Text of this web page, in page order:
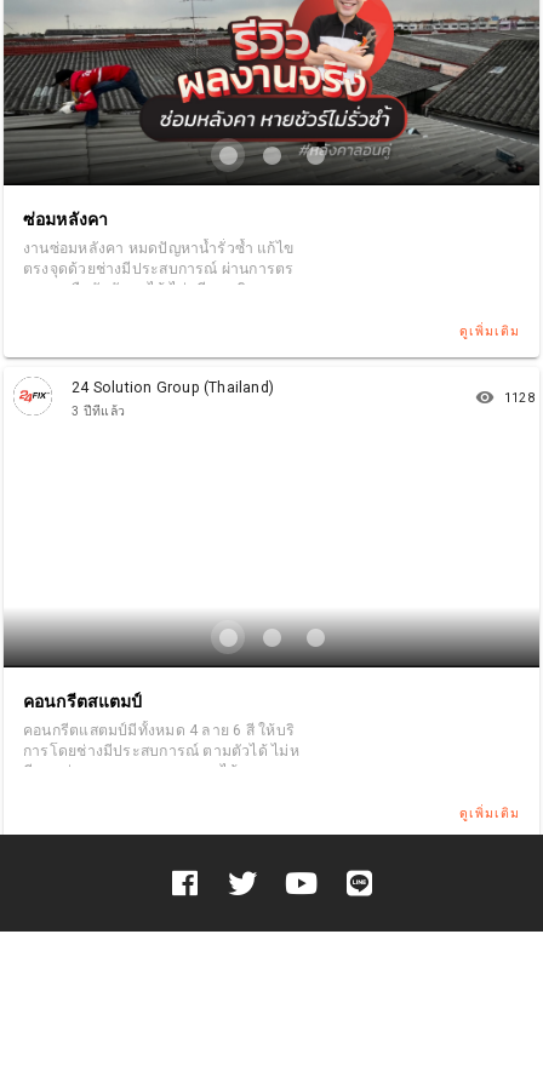
ซ่อมหลังคา
งานซ่อมหลังคา หมดปัญหาน้ำรั่วซ้ำ แก้ไข
ตรงจุดด้วยช่างมีประสบการณ์ ผ่านการตร
วจสอบ ยืนยันตัวตนได้ ไม่หนีงาน ติดตามส
ดูเพิ่มเติม
24 Solution Group (Thailand)
3 ปีที่แล้ว
remove_red_eye 1128
คอนกรีตสแตมป์
คอนกรีตแสตมป์มีทั้งหมด 4 ลาย 6 สี ให้บริ
การโดยช่างมีประสบการณ์ ตามตัวได้ ไม่ห
นีงาน ผ่านการตรวจสอบ ราคาได้มาตรฐา
ดูเพิ่มเติม